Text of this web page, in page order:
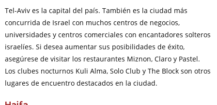
Tel-Aviv es la capital del país. También es la ciudad más
concurrida de Israel con muchos centros de negocios,
universidades y centros comerciales con encantadores solteros
israelíes. Si desea aumentar sus posibilidades de éxito,
asegúrese de visitar los restaurantes Miznon, Claro y Pastel.
Los clubes nocturnos Kuli Alma, Solo Club y The Block son otros
lugares de encuentro destacados en la ciudad.